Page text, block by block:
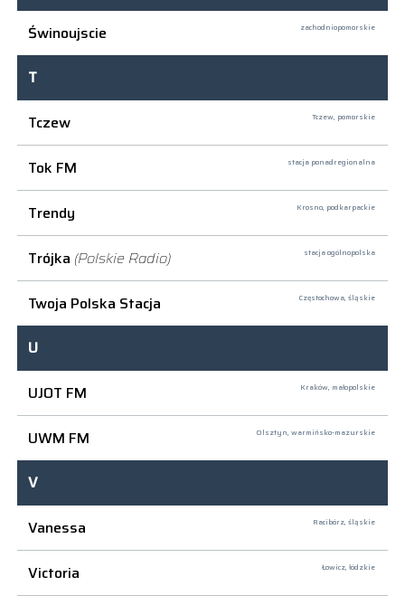
Świnoujscie
zachodniopomorskie
T
Tczew
Tczew, pomorskie
Tok FM stacja ponadregionalna
Trendy Krosno, podkarpackie
Trójka (Polskie Radio) stacja ogólnopolska
Twoja Polska Stacja Częstochowa, śląskie
U
UJOT FM
Kraków, małopolskie
UWM FM Olsztyn, warmińsko-mazurskie
V
Vanessa
Racibórz, śląskie
Victoria Łowicz, łódzkie